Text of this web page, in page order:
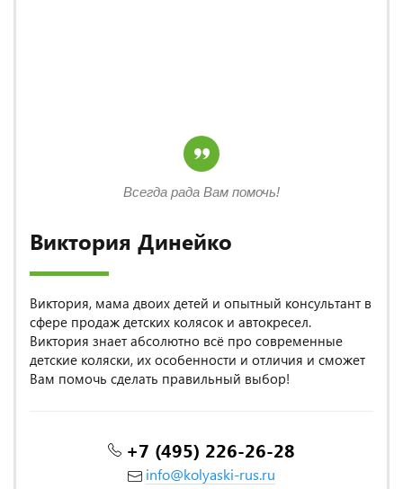
Виктория Динейко
Виктория, мама двоих детей и опытный консультант в
сфере продаж детских колясок и автокресел.
Виктория знает абсолютно всё про современные
детские коляски, их особенности и отличия и сможет
Вам помочь сделать правильный выбор!
+7 (495) 226-26-28
info@kolyaski-rus.ru
Всегда рада Вам помочь!